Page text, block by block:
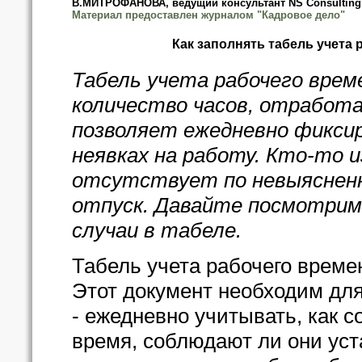
В.МИТРОФАНОВА, ведущий консультант NS Consulting
Материал предоставлен журналом "Кадровое дело"
Как заполнять табель
Табель учета рабочего
количество часов,
позволяет ежедневно
неявках на работу. Кто-то
отсутствует по
отпуск. Давайте
случаи в табеле.
Табель учета рабочего
Этот документ необходим
- ежедневно учитывать, как
время, соблюдают ли они